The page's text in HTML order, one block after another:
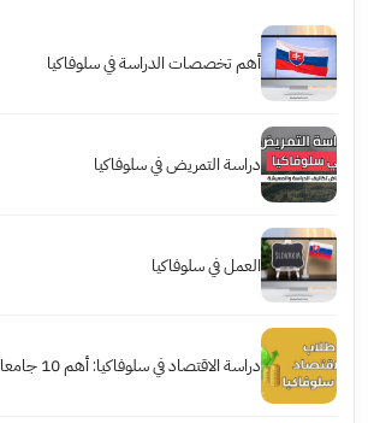
أهم تخصصات الدراسة في سلوفاكيا
دراسة التمريض في سلوفاكيا
العمل في سلوفاكيا
دراسة الاقتصاد في سلوفاكيا: أهم 10 جامعات والتكاليف والشروط